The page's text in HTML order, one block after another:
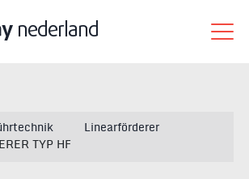
nederland
Linearförderer
TYP HF